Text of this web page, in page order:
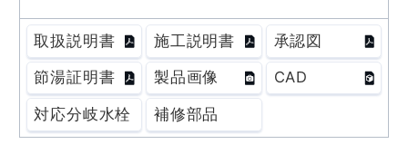
取扱説明書 施工説明書 承認図
節湯証明書 製品画像 CAD
対応分岐水栓 補修部品